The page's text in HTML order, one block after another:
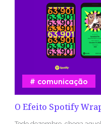
O Efeito Spotify
comunicação